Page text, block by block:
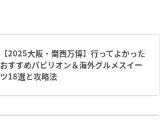
【2025大阪・関西万博】行ってよかった
おすすめパビリオン＆海外グルメスイー
ツ18選と攻略法